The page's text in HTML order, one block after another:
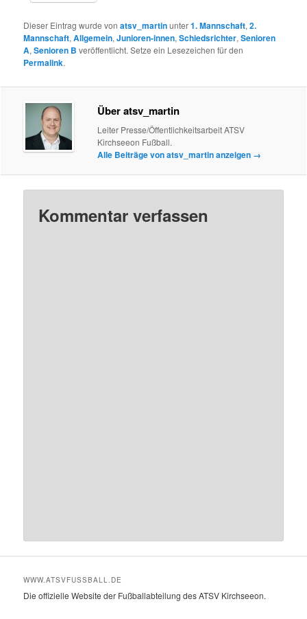
Dieser Eintrag wurde vonatsv_martinunter1. Mannschaft,2.
Mannschaft,Allgemein,Junioren-innen,Schiedsrichter,Senioren
A,Senioren B veröffentlicht. Setze ein Lesezeichen für den
Permalink.
Über atsv_martin
Leiter Presse/Öffentlichkeitsarbeit ATSV
Kirchseeon Fußball.
Alle Beiträge von atsv_martin anzeigen →
Kommentar verfassen
WWW.ATSVFUSSBALL.DE
Die offizielle Website der Fußballabteilung des ATSV Kirchseeon.